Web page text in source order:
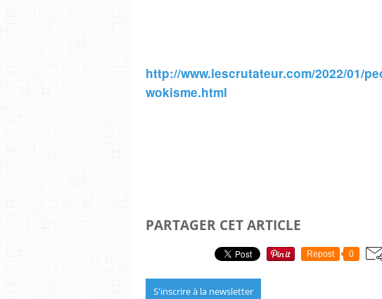
http://www.lescrutateur.com/2022/01/
wokisme.html
PARTAGER CET ARTICLE
Repost 0
S'inscrire à la newsletter